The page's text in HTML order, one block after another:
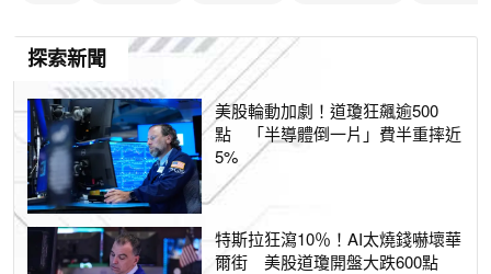
探索新聞
美股輪動加劇！道瓊狂飆逾500
點 「半導體倒一片」費半重摔近
5%
特斯拉狂瀉10％！AI太燒錢嚇壞華
爾街 美股道瓊開盤大跌600點